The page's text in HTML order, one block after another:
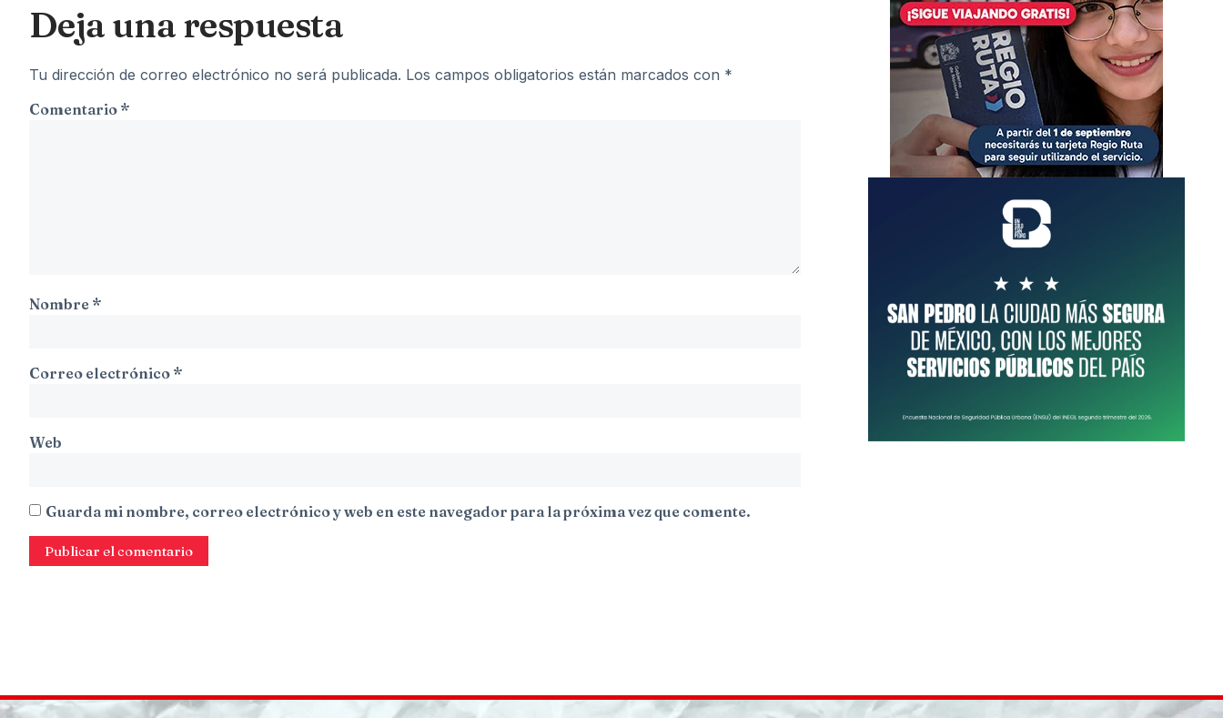
Deja una respuesta
Tu dirección de correo electrónico no será publicada. Los campos obligatorios están marcados con *
Comentario *
Nombre *
Correo electrónico *
Web
Guarda mi nombre, correo electrónico y web en este navegador para la próxima vez que comente.